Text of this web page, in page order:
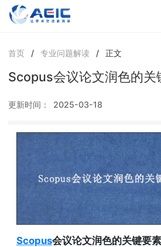
首页 / 专业问题解读 / 正文
Scopus会议论文润色的关
更新时间： 2025-03-18
Scopus会议论文润色的关键要